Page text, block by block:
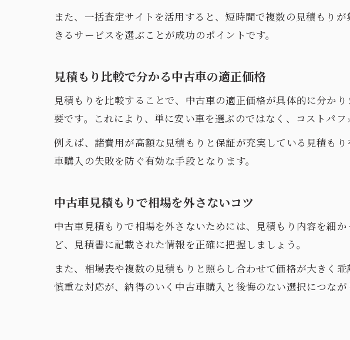
また、一括査定サイトを活用すると、短時間で複数の見積もり
きるサービスを選ぶことが成功のポイントです。
見積もり比較で分かる中古車の適正価格
見積もりを比較することで、中古車の適正価格が具体的に分か
要です。これにより、単に安い車を選ぶのではなく、コストパフ
例えば、諸費用が高額な見積もりと保証が充実している見積も
車購入の失敗を防ぐ有効な手段となります。
中古車見積もりで相場を外さないコツ
中古車見積もりで相場を外さないためには、見積もり内容を細
ど、見積書に記載された情報を正確に把握しましょう。
また、相場表や複数の見積もりと照らし合わせて価格が大きく
慎重な対応が、納得のいく中古車購入と後悔のない選択につなが